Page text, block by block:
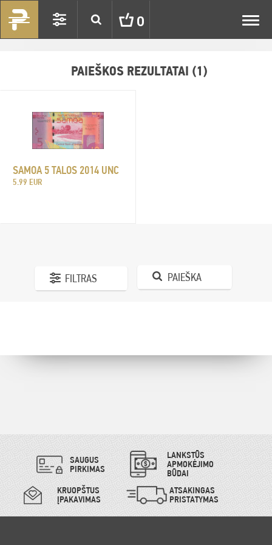
0
PAIEŠKOS REZULTATAI (1)
SAMOA 5 TALOS 2014 UNC
5.99 EUR
FILTRAS PAIEŠKA
SAUGUS
PIRKIMAS
LANKSTŪS
APMOKĖJIMO
BŪDAI
KRUOPŠTUS
ĮPAKAVIMAS
ATSAKINGAS
PRISTATYMAS